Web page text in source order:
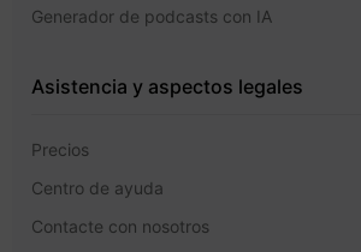
Generador de podcasts con IA
Asistencia y aspectos legales
Precios
Centro de ayuda
Contacte con nosotros